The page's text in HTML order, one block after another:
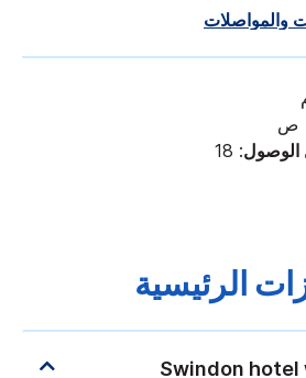
والمواصلات
الوصول: 18
الرئيسية